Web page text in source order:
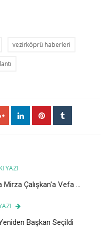
vezirköprü haberleri
YAZI
Mirza Çalışkan'a Vefa ...
Başkan Seçildi